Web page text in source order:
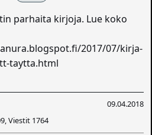
parhaita kirjoja. Lue koko
2017/07/kirja-
taytta.html
09.04.2018
Viestit 1764